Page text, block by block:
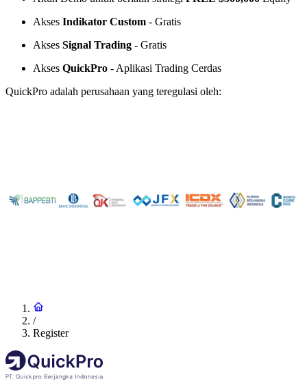
Akses Indikator Custom - Gratis
Akses Signal Trading - Gratis
Akses QuickPro - Aplikasi Trading Cerdas
QuickPro adalah perusahaan yang teregulasi oleh:
/
Register